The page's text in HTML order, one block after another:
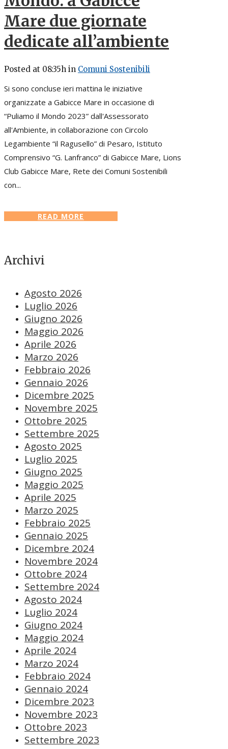
Mare due giornate
dedicate all’ambiente
Posted at 08:35h in Comuni Sostenibili
Si sono concluse ieri mattina le iniziative
organizzate a Gabicce Mare in occasione di
“Puliamo il Mondo 2023” dall'Assessorato
all'Ambiente, in collaborazione con Circolo
Legambiente “il Ragusello” di Pesaro, Istituto
Comprensivo “G. Lanfranco” di Gabicce Mare, Lions
Club Gabicce Mare, Rete dei Comuni Sostenibili
con...
READ MORE
Archivi
Agosto 2026
Luglio 2026
Giugno 2026
Maggio 2026
Aprile 2026
Marzo 2026
Febbraio 2026
Gennaio 2026
Dicembre 2025
Novembre 2025
Ottobre 2025
Settembre 2025
Agosto 2025
Luglio 2025
Giugno 2025
Maggio 2025
Aprile 2025
Marzo 2025
Febbraio 2025
Gennaio 2025
Dicembre 2024
Novembre 2024
Ottobre 2024
Settembre 2024
Agosto 2024
Luglio 2024
Giugno 2024
Maggio 2024
Aprile 2024
Marzo 2024
Febbraio 2024
Gennaio 2024
Dicembre 2023
Novembre 2023
Ottobre 2023
Settembre 2023